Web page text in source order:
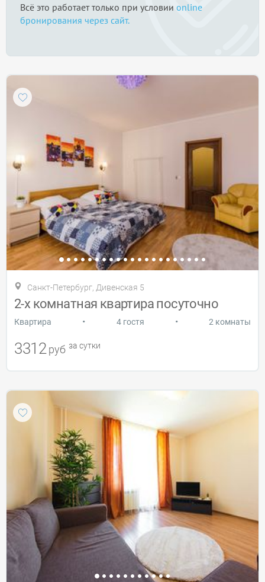
Всё это работает только при условии online
бронирования через сайт.
Санкт-Петербург, Дивенская 5
2-х комнатная квартира посуточно
Квартира • 4 гостя • 2 комнаты
3312 руб за сутки